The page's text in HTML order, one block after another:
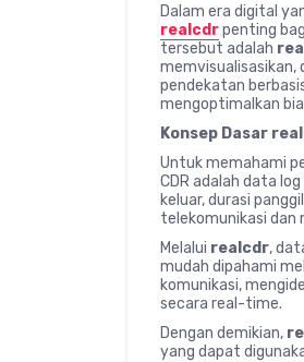
Dalam era digital
realcdrpenting
tersebut adalah
memvisualisasikan,
pendekatan
mengoptimalkan
Konsep Dasar
Untuk memahami
CDR adalah data
keluar, durasi
telekomunikasi dan
Melalui realcdr,
mudah dipahami
komunikasi,
secara real-time.
Dengan demikian,
yang dapat